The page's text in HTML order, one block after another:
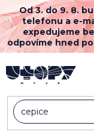
Přejít
na
obsah
Od 3. do 9. 8.
telefonu a e-
expedujeme
odpovíme hned